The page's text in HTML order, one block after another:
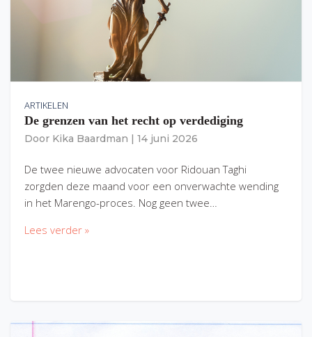
ARTIKELEN
De grenzen van het recht op verdediging
Door Kika Baardman 14 juni 2026
De twee nieuwe advocaten voor Ridouan Taghi
zorgden deze maand voor een onverwachte wending
in het Marengo-proces. Nog geen twee…
Lees verder »